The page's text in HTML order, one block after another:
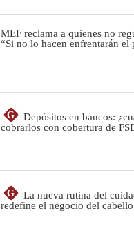
MEF reclama a quienes no
“Si no lo hacen enfrentarán el
G
Depósitos en bancos:
cobrarlos con cobertura de
G
La nueva rutina del
redefine el negocio del cabello